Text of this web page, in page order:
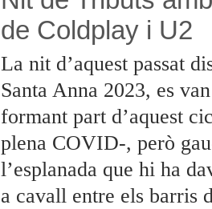
de Coldplay i U2
La nit d’aquest passat
Santa Anna 2023, es
formant part d’aquest
plena COVID-, però
l’esplanada que hi ha
a cavall entre els barris